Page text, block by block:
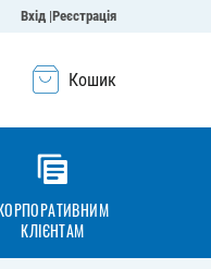
Вхiд |Реєстрація
Кошик
КЛІЄНТАМ